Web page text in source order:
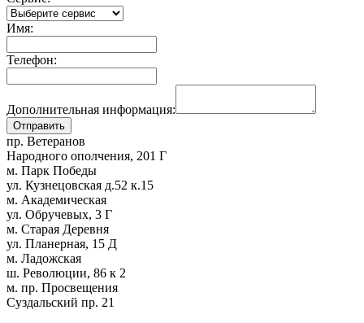
Имя:
Телефон:
Дополнительная информация:
пр. Ветеранов
Народного ополчения, 201 Г
м. Парк Победы
ул. Кузнецовская д.52 к.15
м. Академическая
ул. Обручевых, 3 Г
м. Старая Деревня
ул. Планерная, 15 Д
м. Ладожская
ш. Революции, 86 к 2
м. пр. Просвещения
Суздальский пр. 21